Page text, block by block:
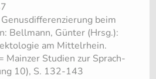
beim
Bellmann, Günter (Hrsg.):
am Mittelrhein.
Studien zur Sprach-
10), S. 132-143